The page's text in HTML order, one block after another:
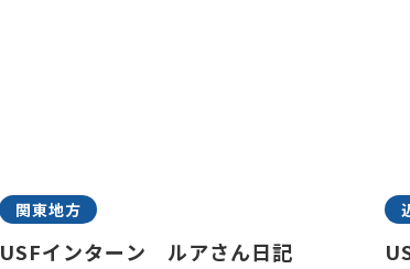
関東地方
USFインターン ルアさん日記